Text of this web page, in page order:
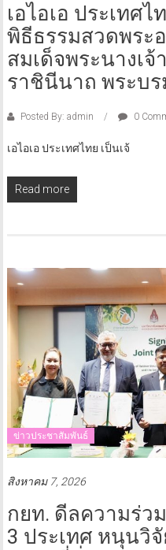
เอไอเอ ประเทศ
พิธีธรรมสวดพระ
สมเด็จพระนางเ
ราชินีนาถ พระบ
Posted By: admin 0
เอไอเอ ประเทศไทย เป็นเจ้
Read more
ข่าวประชาสัมพันธ์
สิงหาคม 7, 2026
กยท. ดีลความร่ว
3 ประเทศ หนุนวิจั